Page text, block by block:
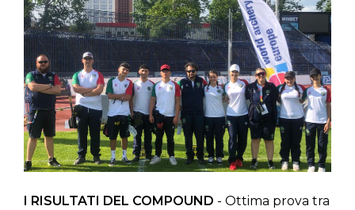
I RISULTATI DEL COMPOUND - Ottima prova tra